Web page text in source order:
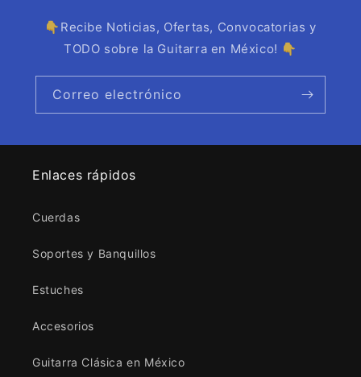
👇Recibe Noticias, Ofertas, Convocatorias y
TODO sobre la Guitarra en México! 👇
Correo electrónico
Enlaces rápidos
Cuerdas
Soportes y Banquillos
Estuches
Accesorios
Guitarra Clásica en México